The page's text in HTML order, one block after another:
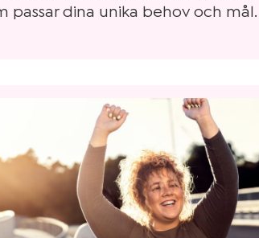
passar dina unika behov och mål.